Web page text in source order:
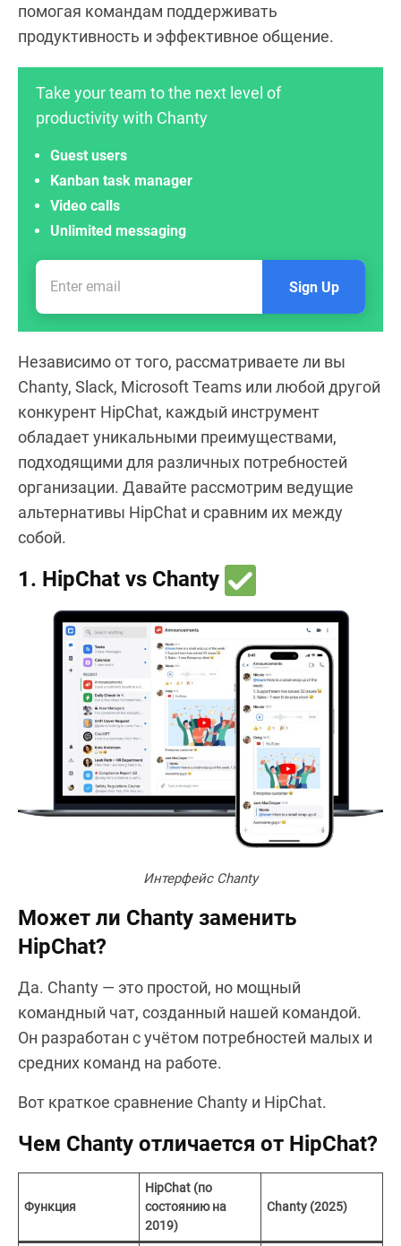
помогая командам поддерживать
продуктивность и эффективное общение.
Take your team to the next level of
productivity with Chanty
Unlimited messaging
Video calls
Kanban task manager
Guest users
Sign Up
Независимо от того, рассматриваете ли вы
Chanty, Slack, Microsoft Teams или любой другой
конкурент HipChat, каждый инструмент
обладает уникальными преимуществами,
подходящими для различных потребностей
организации. Давайте рассмотрим ведущие
альтернативы HipChat и сравним их между
собой.
1. HipChat vs Chanty
Интерфейс Chanty
Может ли Chanty заменить
HipChat?
Да. Chanty — это простой, но мощный
командный чат, созданный нашей командой.
Он разработан с учётом потребностей малых и
средних команд на работе.
Вот краткое сравнение Chanty и HipChat.
Чем Chanty отличается от HipChat?
Функция
HipChat (по
состоянию на
2019)
Chanty (2025)